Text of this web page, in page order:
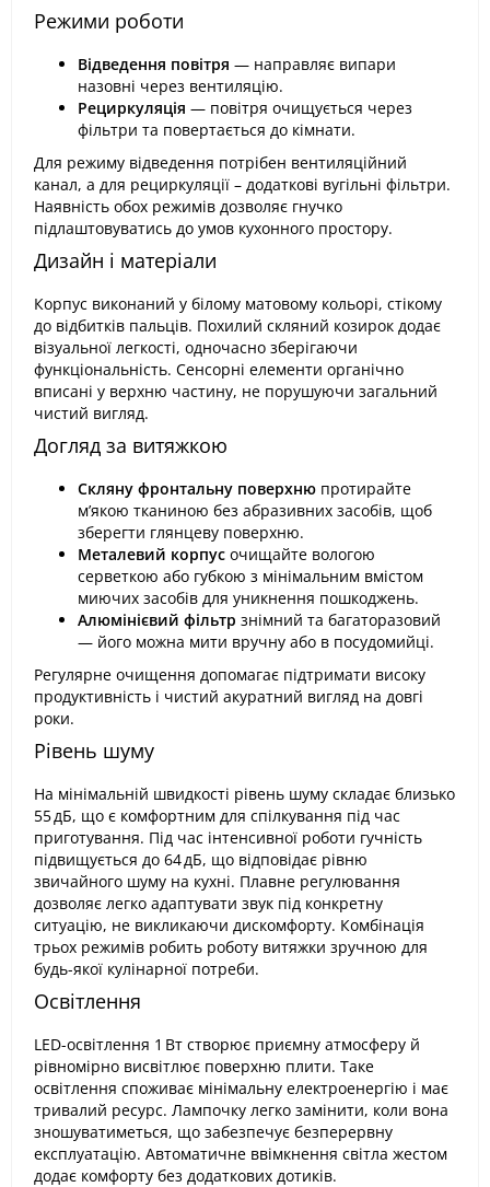
Режими роботи
Відведення повітря — направляє випари
назовні через вентиляцію.
Рециркуляція — повітря очищується через
фільтри та повертається до кімнати.
Для режиму відведення потрібен вентиляційний
канал, а для рециркуляції – додаткові вугільні фільтри.
Наявність обох режимів дозволяє гнучко
підлаштовуватись до умов кухонного простору.
Дизайн і матеріали
Корпус виконаний у білому матовому кольорі, стікому
до відбитків пальців. Похилий скляний козирок додає
візуальної легкості, одночасно зберігаючи
функціональність. Сенсорні елементи органічно
вписані у верхню частину, не порушуючи загальний
чистий вигляд.
Догляд за витяжкою
Скляну фронтальну поверхню протирайте
м’якою тканиною без абразивних засобів, щоб
зберегти глянцеву поверхню.
Металевий корпус очищайте вологою
серветкою або губкою з мінімальним вмістом
миючих засобів для уникнення пошкоджень.
Алюмінієвий фільтр знімний та багаторазовий
— його можна мити вручну або в посудомийці.
Регулярне очищення допомагає підтримати високу
продуктивність і чистий акуратний вигляд на довгі
роки.
Рівень шуму
На мінімальній швидкості рівень шуму складає близько
55 дБ, що є комфортним для спілкування під час
приготування. Під час інтенсивної роботи гучність
підвищується до 64 дБ, що відповідає рівню
звичайного шуму на кухні. Плавне регулювання
дозволяє легко адаптувати звук під конкретну
ситуацію, не викликаючи дискомфорту. Комбінація
трьох режимів робить роботу витяжки зручною для
будь-якої кулінарної потреби.
Освітлення
LED-освітлення 1 Вт створює приємну атмосферу й
рівномірно висвітлює поверхню плити. Таке
освітлення споживає мінімальну електроенергію і має
тривалий ресурс. Лампочку легко замінити, коли вона
зношуватиметься, що забезпечує безперервну
експлуатацію. Автоматичне ввімкнення світла жестом
додає комфорту без додаткових дотиків.